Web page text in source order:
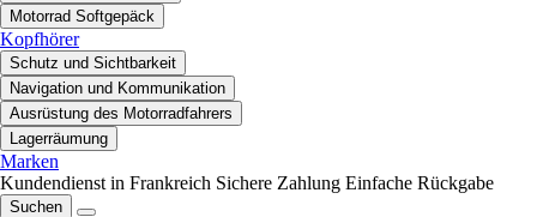
Motorrad Softgepäck
Kopfhörer
Schutz und Sichtbarkeit
Navigation und Kommunikation
Ausrüstung des Motorradfahrers
Lagerräumung
Marken
Kundendienst in Frankreich Sichere Zahlung Einfache Rückgabe
Suchen